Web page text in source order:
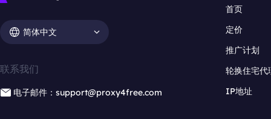
简体中文
联系我们
电子邮件：support@proxy4free.com
首页
定价
推广计划
轮换住宅代
IP地址